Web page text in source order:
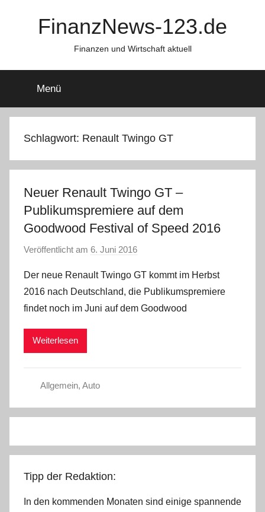
FinanzNews-123.de
Finanzen und Wirtschaft aktuell
Menü
Schlagwort: Renault Twingo GT
Neuer Renault Twingo GT –
Publikumspremiere auf dem
Goodwood Festival of Speed 2016
Veröffentlicht am 6. Juni 2016
n
C
W
Der neue Renault Twingo GT kommt im Herbst
2016 nach Deutschland, die Publikumspremiere
findet noch im Juni auf dem Goodwood
Weiterlesen
Allgemein, Auto
Tipp der Redaktion:
In den kommenden Monaten sind einige spannende